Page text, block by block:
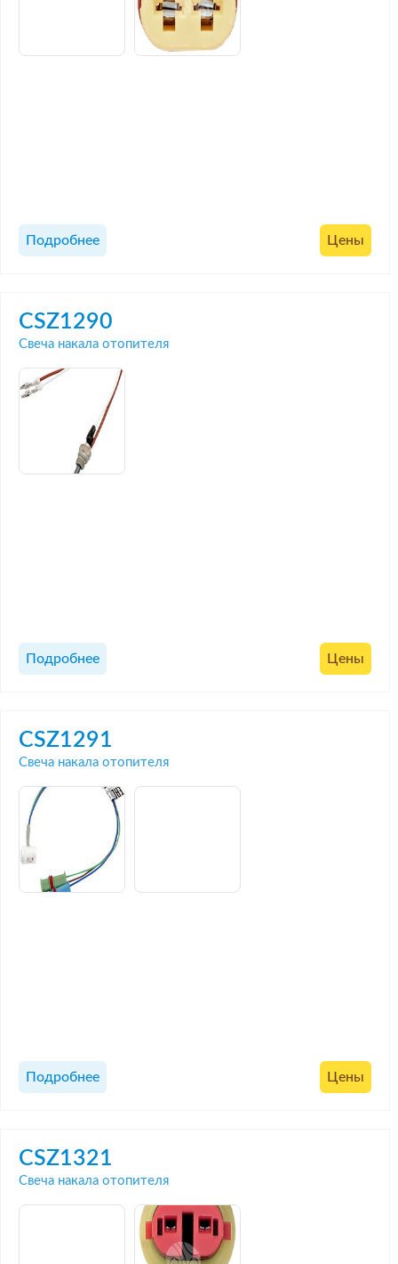
Подробнее Цены
CSZ1290
Свеча накала отопителя
Подробнее Цены
CSZ1291
Свеча накала отопителя
Подробнее Цены
CSZ1321
Свеча накала отопителя